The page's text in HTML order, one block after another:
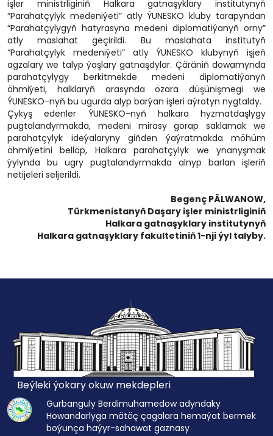
işler ministrliginiň Halkara gatnaşyklary institutynyň
“Parahatçylyk medeniýeti” atly ÝUNESKO kluby tarapyndan
“Parahatçylygyň hatyrasyna medeni diplomatiýanyň orny”
atly maslahat geçirildi. Bu maslahata institutyň
“Parahatçylyk medeniýeti” atly ÝUNESKO klubynyň işjeň
agzalary we talyp ýaşlary gatnaşdylar. Çäräniň dowamynda
parahatçylygy berkitmekde medeni diplomatiýanyň
ähmiýeti, halklaryň arasynda özara düşünişmegi we
ÝUNESKO-nyň bu ugurda alyp barýan işleri aýratyn nygtaldy.
Çykyş edenler ÝUNESKO-nyň halkara hyzmatdaşlygy
pugtalandyrmakda, medeni mirasy gorap saklamak we
parahatçylyk ideýalaryny giňden ýaýratmakda möhüm
ähmiýetini belläp, Halkara parahatçylyk we ynanyşmak
ýylynda bu ugry pugtalandyrmakda alnyp barlan işleriň
netijeleri seljerildi.
Begenç PÄLWANOW,
Türkmenistanyň Daşary işler ministrliginiň
Halkara gatnaşyklary institutynyň
Halkara gatnaşyklary fakultetiniň 1-nji ýyl talyby.
Beýleki ýokary okuw mekdepleri
Gurbanguly Berdimuhamedow adyndaky
Howandarlyga mätäç çagalara hemaýat bermek
boýunça haýyr-sahawat gaznasy